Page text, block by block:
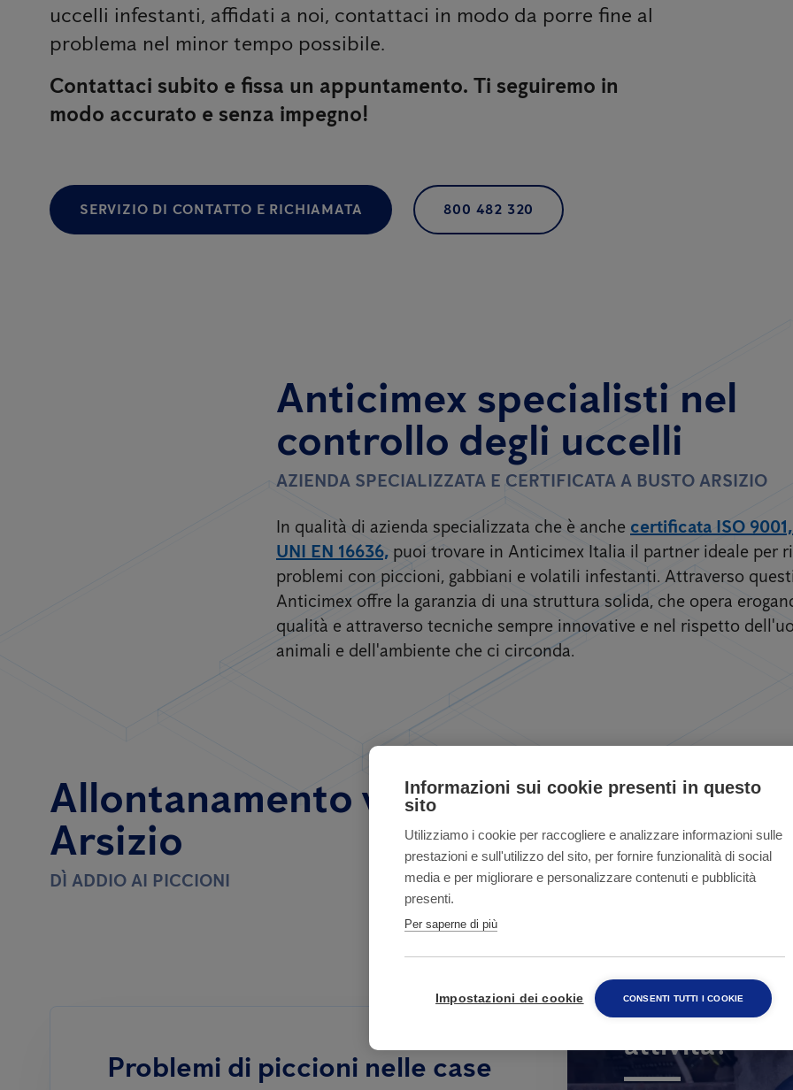
uccelli infestanti, affidati a noi, contattaci in modo da porre fine al
problema nel minor tempo possibile.
Contattaci subito e fissa un appuntamento. Ti seguiremo in
modo accurato e senza impegno!
SERVIZIO DI CONTATTO E RICHIAMATA 800 482 320
Anticimex specialisti nel
controllo degli uccelli
AZIENDA SPECIALIZZATA E CERTIFICATA A BUSTO ARSIZIO
In qualità di azienda specializzata che è anche certificata ISO
UNI EN 16636, puoi trovare in Anticimex Italia il partner ideale per
problemi con piccioni, gabbiani e volatili infestanti. Attraverso
Anticimex offre la garanzia di una struttura solida, che opera
qualità e attraverso tecniche sempre innovative e nel rispetto
animali e dell'ambiente che ci circonda.
Allontanamento volatili per privati ​​e
Arsizio
DÌ ADDIO AI PICCIONI
Problemi di piccioni nelle case
Hai bisogno
attività?
Informazioni sui cookie presenti in questo
sito
Utilizziamo i cookie per raccogliere e analizzare informazioni sulle
prestazioni e sull'utilizzo del sito, per fornire funzionalità di social
media e per migliorare e personalizzare contenuti e pubblicità
presenti.
Per saperne di più
Impostazioni dei cookie CONSENTI TUTTI I COOKIE